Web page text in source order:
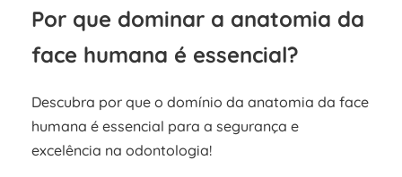
Por que dominar a anatomia da
face humana é essencial?
Descubra por que o domínio da anatomia da face
humana é essencial para a segurança e
excelência na odontologia!